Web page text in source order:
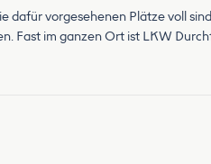
dafür vorgesehenen Plätze voll
Fast im ganzen Ort ist LKW